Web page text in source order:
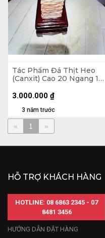
Tác Phẩm Đá Thịt Heo
(Canxit) Cao 20 Ngang 12
3 năm trước
3.000.000 ₫
« 1 »
HỖ TRỢ KHÁCH HÀNG
HOTLINE: 08 6863 2345 - 07
8481 3456
HƯỚNG DẪN ĐẶT HÀNG